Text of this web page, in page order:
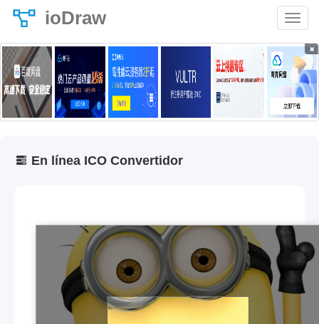
ioDraw
×
En línea ICO Convertidor